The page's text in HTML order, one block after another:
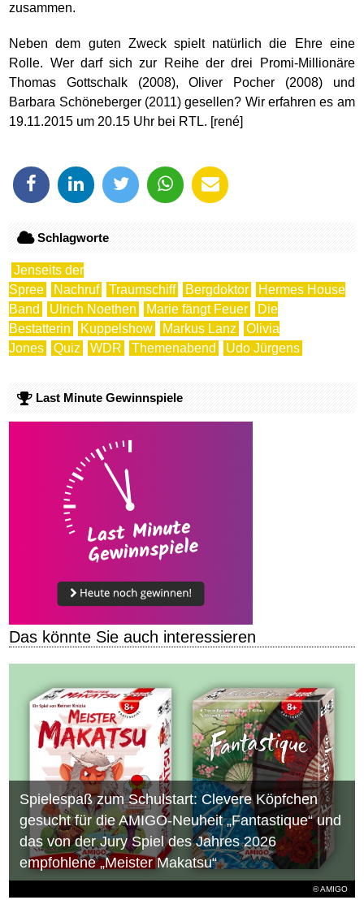
zusammen.
Neben dem guten Zweck spielt natürlich die Ehre eine
Rolle. Wer darf sich zur Reihe der drei Promi-Millionäre
Thomas Gottschalk (2008), Oliver Pocher (2008) und
Barbara Schöneberger (2011) gesellen? Wir erfahren es am
19.11.2015 um 20.15 Uhr bei RTL. [rené]
Schlagworte
Jenseits der
Spree
Nachruf Traumschiff Bergdoktor
Hermes House
Band
Ulrich Noethen Marie fängt Feuer
Die
Bestatterin
Kuppelshow Markus Lanz
Olivia
Jones
Quiz WDR Themenabend Udo Jürgens
Last Minute Gewinnspiele
Das könnte Sie auch interessieren
© AMIGO
Spielespaß zum Schulstart: Clevere Köpfchen
gesucht für die AMIGO-Neuheit „Fantastique“ und
das von der Jury Spiel des Jahres 2026
empfohlene „Meister Makatsu“